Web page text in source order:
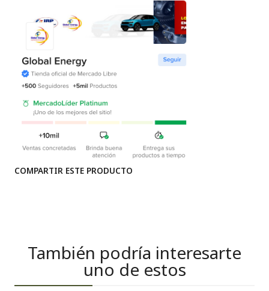
COMPARTIR ESTE PRODUCTO
También podría interesarte
uno de estos